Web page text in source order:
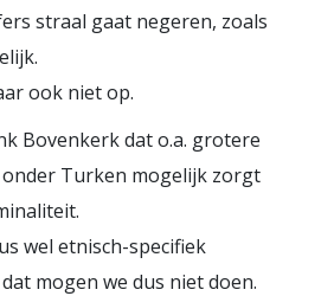
straal gaat negeren, zoals
ook niet op.
Bovenkerk dat o.a. grotere
Turken mogelijk zorgt
wel etnisch-specifiek
mogen we dus niet doen.